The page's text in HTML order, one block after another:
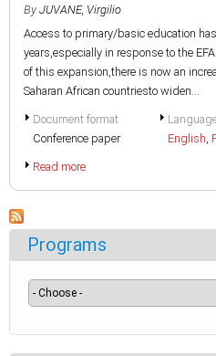
By JUVANE, Virgilio
Access to primary/basic education
years,especially in response to the
of this expansion,there is now an
Saharan African countriesto widen...
Document format
Conference paper
English,
Read more
Programs